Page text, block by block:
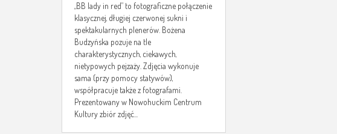
„BB lady in red” to fotograficzne połączenie
klasycznej, długiej czerwonej sukni i
spektakularnych plenerów. Bożena
Budzyńska pozuje na tle
charakterystycznych, ciekawych,
nietypowych pejzaży. Zdjęcia wykonuje
sama (przy pomocy statywów),
współpracuje także z fotografami.
Prezentowany w Nowohuckim Centrum
Kultury zbiór zdjęć...